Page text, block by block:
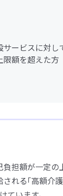
サービスに対し
限額を超えた方
担額が一定の
れる｢高額介